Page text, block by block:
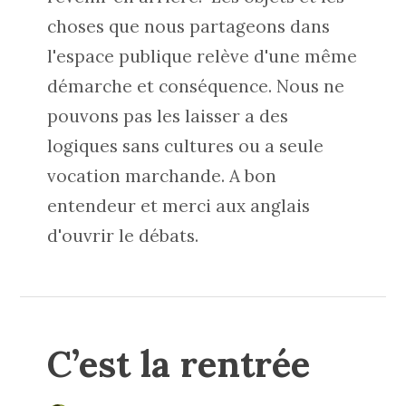
choses que nous partageons dans
l'espace publique relève d'une même
démarche et conséquence. Nous ne
pouvons pas les laisser a des
logiques sans cultures ou a seule
vocation marchande. A bon
entendeur et merci aux anglais
d'ouvrir le débats.
C’est la rentrée